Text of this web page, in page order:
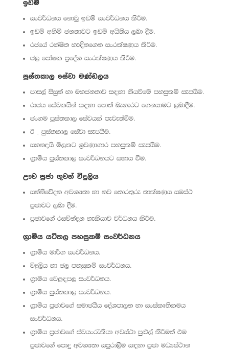
ඉඩම්
සංවර්ධනය නොවු ඉඩම් සංවර්ධනය කිරීම.
ඉඩම් අහිමි ජනතාවට ඉඩම් අයිතිය ලබා දීම.
රජයේ රක්ෂිත හැඳිනගෙන සංරක්ෂණය කිරීම.
ජල පෝෂක ප්‍රදේශ සංරක්ෂණය කිරීම.
පුස්තකාල සේවා මණ්ඩලය
පාසල් සිසුන් හා මහජනතාව සඳහා කියවීමේ පහසුකම් සැපයීම.
රාජය සේවකයින් සඳහා පොත් බැහැරට ගෙනයාමට ලබාදීම.
ජංගම පුස්තකාල සේවයක් පැවැත්වීම.
ඊ – පුස්තකාල සේවා සැපයීම.
සහනදායි මිලකට ශ්‍රවණාගාර පහසුකම් සැපයීම.
ග්‍රාමීය පුස්තකාල සංවර්ධනයට සහාය වීම.
ඌව ප්‍රජා ගුවන් විදුලිය
සන්නිවේදන අවශ්‍යතා හා නව තොරතුරු තාක්ෂණය සමස්ථ
ප්‍රජාවට ලබා දීම.
ප්‍රජාවගේ රසවින්දන හැකියාව වර්ධනය කිරීම.
ග්‍රාමීය යටිතල පහසුකම් සංවර්ධනය
ග්‍රාමීය මාර්ග සංවර්ධනය.
විදුලිය හා ජල පහසුකම් සංවර්ධනය.
ග්‍රාමීය වෙළඳපල සංවර්ධනය.
ග්‍රාමීය පුස්තකාල සංවර්ධනය.
ග්‍රාමීය ප්‍රජාවගේ සමාජයීය දේශපාලන හා සංස්කෘතිකමය
සංවර්ධනය.
ග්‍රාමීය ප්‍රජාවගේ ස්වයංරැකියා අවස්ථා පුළුල් කිරීමත් එම
ප්‍රජාවගේ පොදු අවශ්‍යතා සපුරාලීම සඳහා ප්‍රජා මධ්‍යස්ථාන